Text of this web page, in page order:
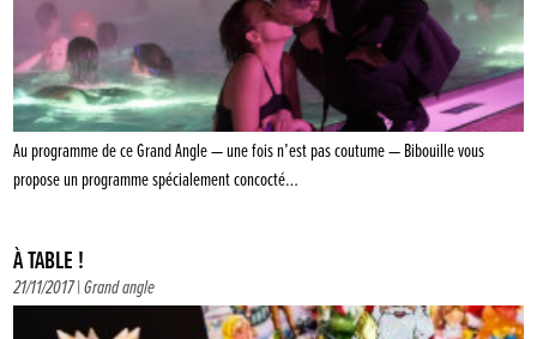
Au programme de ce Grand Angle — une fois n’est pas coutume — Bibouille vous
propose un programme spécialement concocté…
À TABLE !
21/11/2017 |Grand angle